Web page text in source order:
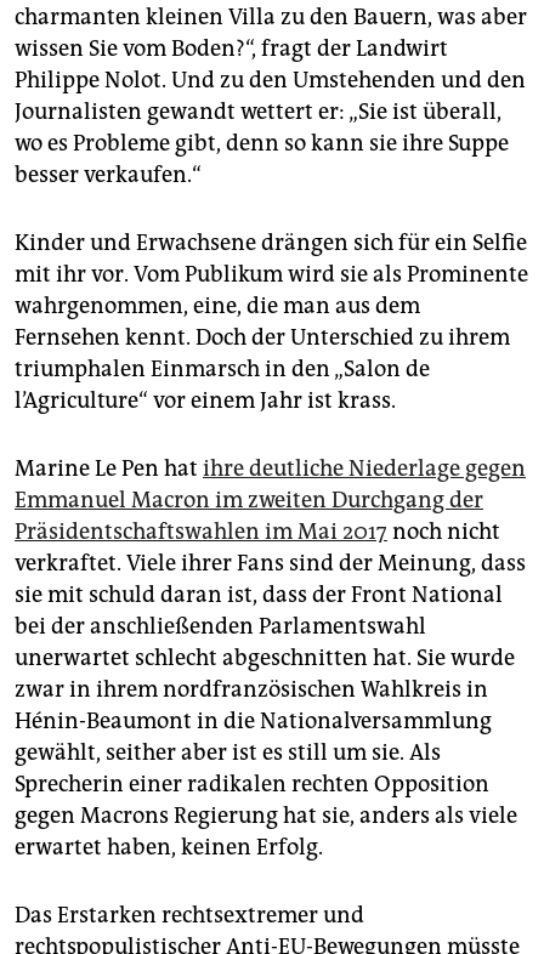
charmanten kleinen Villa zu den Bauern, was aber
wissen Sie vom Boden?“, fragt der Landwirt
Philippe Nolot. Und zu den Umstehenden und den
Journalisten gewandt wettert er: „Sie ist überall,
wo es Probleme gibt, denn so kann sie ihre Suppe
besser verkaufen.“
Kinder und Erwachsene drängen sich für ein Selfie
mit ihr vor. Vom Publikum wird sie als Prominente
wahrgenommen, eine, die man aus dem
Fernsehen kennt. Doch der Unterschied zu ihrem
triumphalen Einmarsch in den „Salon de
l’Agriculture“ vor einem Jahr ist krass.
Marine Le Pen hat ihre deutliche Niederlage gegen
Emmanuel Macron im zweiten Durchgang der
Präsidentschaftswahlen im Mai 2017 noch nicht
verkraftet. Viele ihrer Fans sind der Meinung, dass
sie mit schuld daran ist, dass der Front National
bei der anschließenden Parlamentswahl
unerwartet schlecht abgeschnitten hat. Sie wurde
zwar in ihrem nordfranzösischen Wahlkreis in
Hénin-Beaumont in die Nationalversammlung
gewählt, seither aber ist es still um sie. Als
Sprecherin einer radikalen rechten Opposition
gegen Macrons Regierung hat sie, anders als viele
erwartet haben, keinen Erfolg.
Das Erstarken rechtsextremer und
rechtspopulistischer Anti-EU-Bewegungen müsste